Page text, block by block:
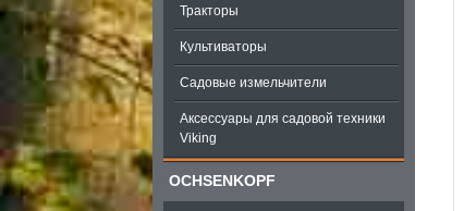
Тракторы
Культиваторы
Садовые измельчители
Аксессуары для садовой техники
Viking
OCHSENKOPF